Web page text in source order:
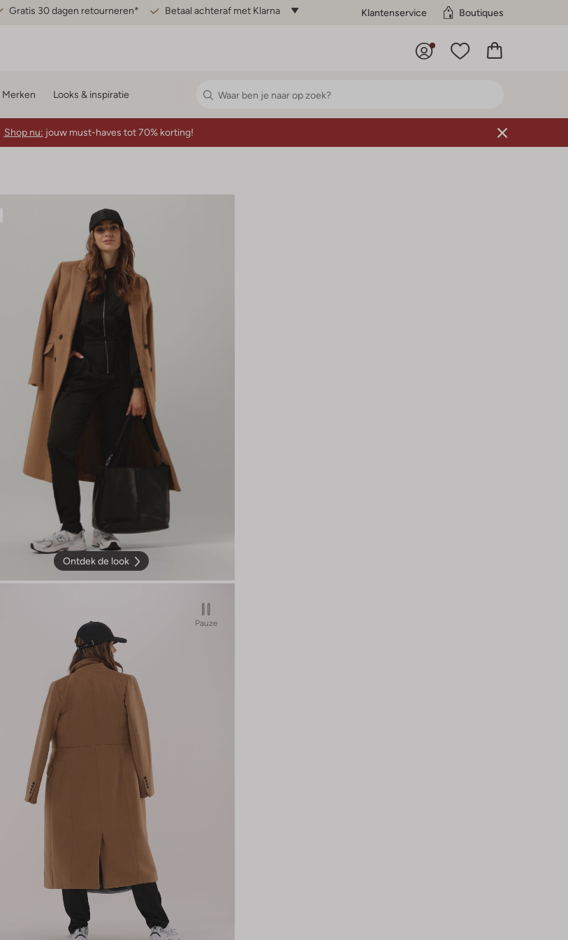
Gratis 30 dagen retourneren* Betaal achteraf met Klarna Klantenservice Boutiques
Merken Looks & inspiratie
Shop nu: jouw must-haves tot 70% korting!
Ontdek de look
Pauze